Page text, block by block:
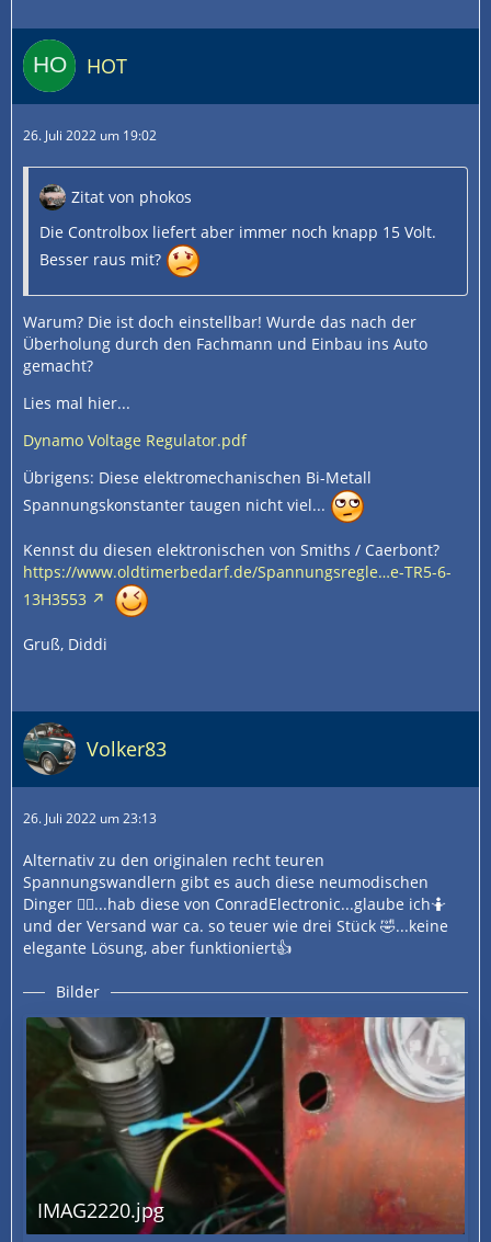
HOT
26. Juli 2022 um 19:02
Zitat von phokos
Die Controlbox liefert aber immer noch knapp 15 Volt.
Besser raus mit?
Warum? Die ist doch einstellbar! Wurde das nach der
Überholung durch den Fachmann und Einbau ins Auto
gemacht?
Lies mal hier...
Dynamo Voltage Regulator.pdf
Übrigens: Diese elektromechanischen Bi-Metall
Spannungskonstanter taugen nicht viel...
Kennst du diesen elektronischen von Smiths / Caerbont?
https://www.oldtimerbedarf.de/Spannungsregle…e-TR5-6-
13H3553
Gruß, Diddi
Volker83
26. Juli 2022 um 23:13
Alternativ zu den originalen recht teuren
Spannungswandlern gibt es auch diese neumodischen
Dinger 😵‍💫...hab diese von ConradElectronic...glaube ich🤷
und der Versand war ca. so teuer wie drei Stück 🤣...keine
elegante Lösung, aber funktioniert👍
Bilder
IMAG2220.jpg